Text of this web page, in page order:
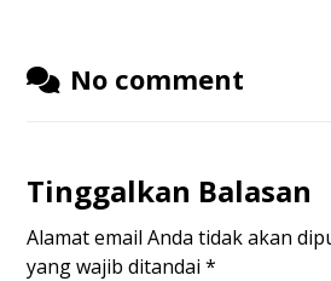
No comment
Tinggalkan Balasan
Alamat email Anda tidak akan
yang wajib ditandai*